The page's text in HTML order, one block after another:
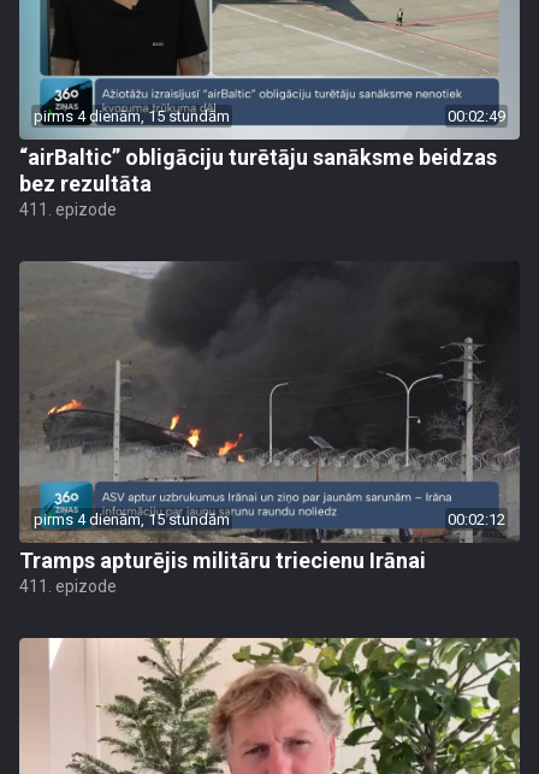
pirms 4 dienām, 15 stundām 00:02:49
“airBaltic” obligāciju turētāju sanāksme beidzas
bez rezultāta
411. epizode
pirms 4 dienām, 15 stundām 00:02:12
Tramps apturējis militāru triecienu Irānai
411. epizode